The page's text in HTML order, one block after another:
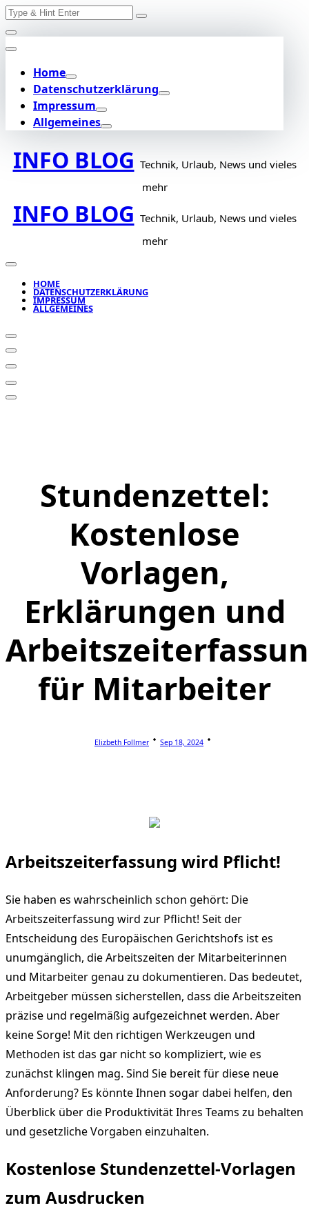
Skip
to
content
Search
Home
Datenschutzerklärung
Impressum
Allgemeines
INFO BLOG Technik, Urlaub, News und vieles
mehr
INFO BLOG Technik, Urlaub, News und vieles
mehr
HOME
DATENSCHUTZERKLÄRUNG
IMPRESSUM
ALLGEMEINES
Stundenzettel:
Kostenlose
Vorlagen,
Erklärungen und
für Mitarbeiter
Elizbeth Follmer Sep 18, 2024
Arbeitszeiterfassung wird Pflicht!
Sie haben es wahrscheinlich schon gehört: Die
Arbeitszeiterfassung wird zur Pflicht! Seit der
Entscheidung des Europäischen Gerichtshofs ist es
unumgänglich, die Arbeitszeiten der Mitarbeiterinnen
und Mitarbeiter genau zu dokumentieren. Das bedeutet,
Arbeitgeber müssen sicherstellen, dass die Arbeitszeiten
präzise und regelmäßig aufgezeichnet werden. Aber
keine Sorge! Mit den richtigen Werkzeugen und
Methoden ist das gar nicht so kompliziert, wie es
zunächst klingen mag. Sind Sie bereit für diese neue
Anforderung? Es könnte Ihnen sogar dabei helfen, den
Überblick über die Produktivität Ihres Teams zu behalten
und gesetzliche Vorgaben einzuhalten.
Kostenlose Stundenzettel-Vorlagen
zum Ausdrucken